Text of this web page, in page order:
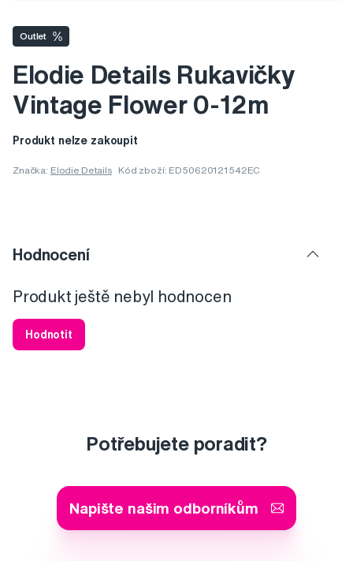
Outlet
Elodie Details Rukavičky
Vintage Flower 0-12m
Produkt nelze zakoupit
Značka: Elodie Details Kód zboží: ED50620121542EC
Hodnocení
Produkt ještě nebyl hodnocen
Hodnotit
Potřebujete poradit?
Napište našim odborníkům